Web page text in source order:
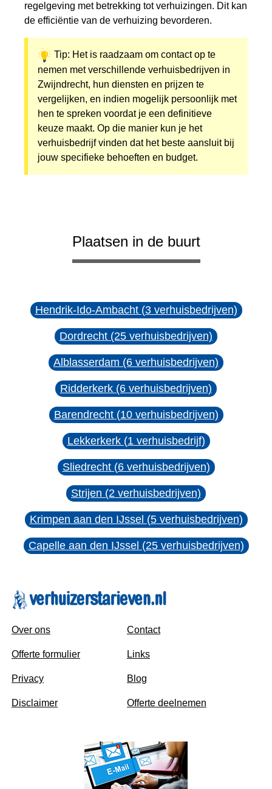
regelgeving met betrekking tot verhuizingen. Dit kan
de efficiëntie van de verhuizing bevorderen.
Tip: Het is raadzaam om contact op te
nemen met verschillende verhuisbedrijven in
Zwijndrecht, hun diensten en prijzen te
vergelijken, en indien mogelijk persoonlijk met
hen te spreken voordat je een definitieve
keuze maakt. Op die manier kun je het
verhuisbedrijf vinden dat het beste aansluit bij
jouw specifieke behoeften en budget.
Plaatsen in de buurt
Hendrik-Ido-Ambacht (3 verhuisbedrijven)
Dordrecht (25 verhuisbedrijven)
Alblasserdam (6 verhuisbedrijven)
Ridderkerk (6 verhuisbedrijven)
Barendrecht (10 verhuisbedrijven)
Lekkerkerk (1 verhuisbedrijf)
Sliedrecht (6 verhuisbedrijven)
Strijen (2 verhuisbedrijven)
Krimpen aan den IJssel (5 verhuisbedrijven)
Capelle aan den IJssel (25 verhuisbedrijven)
Over ons
Offerte formulier
Privacy
Disclaimer
Contact
Links
Blog
Offerte deelnemen